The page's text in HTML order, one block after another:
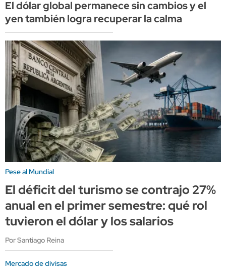
El dólar global permanece sin cambios y el
yen también logra recuperar la calma
Pese al Mundial
El déficit del turismo se contrajo 27%
anual en el primer semestre: qué rol
tuvieron el dólar y los salarios
Por Santiago Reina
Mercado de divisas